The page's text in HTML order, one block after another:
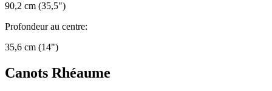
90,2 cm (35,5")
Profondeur au centre:
35,6 cm (14")
Canots Rhéaume